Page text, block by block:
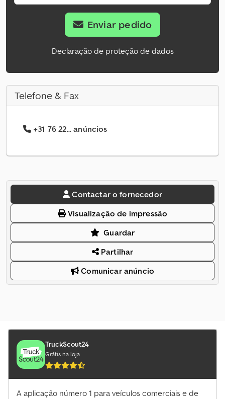
Enviar pedido
Declaração de proteção de dados
Telefone & Fax
+31 76 22... anúncios
Contactar o fornecedor
Visualização de impressão
Guardar
Partilhar
Comunicar anúncio
TruckScout24
Grátis na loja
A aplicação número 1 para veículos comerciais e de